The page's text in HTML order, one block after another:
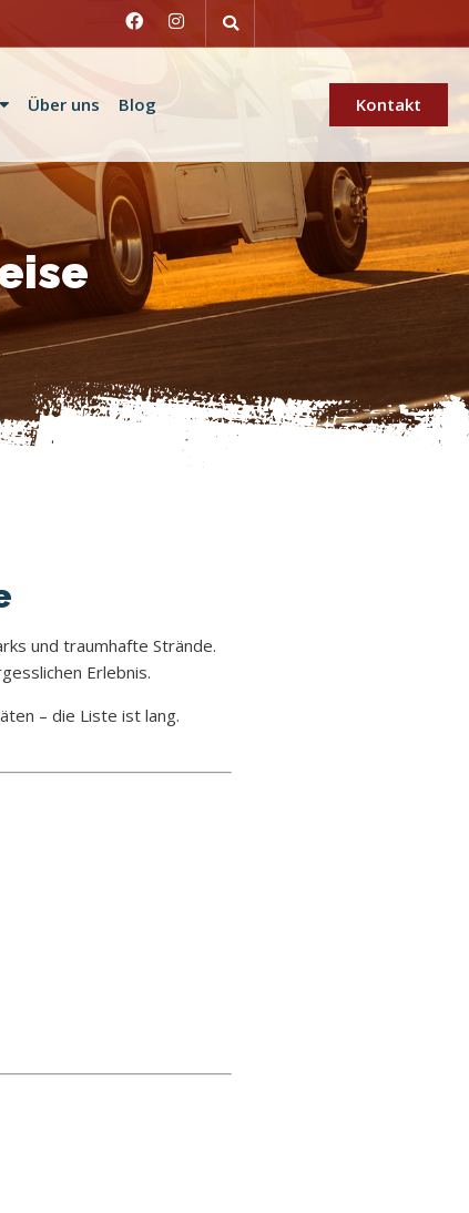
Über uns Blog Kontakt
und traumhafte Strände.
Erlebnis.
– die Liste ist lang.